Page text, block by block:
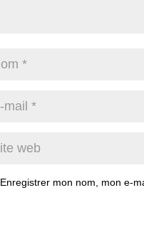
Enregistrer mon nom, mon e-